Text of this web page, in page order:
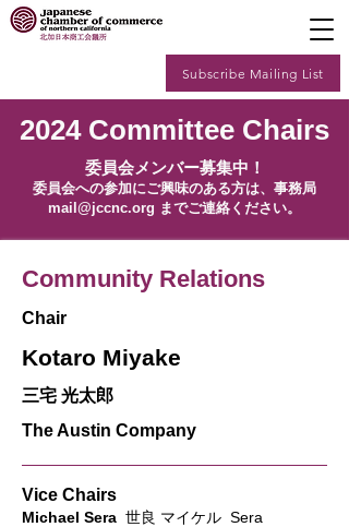
Subscribe Mailing List
2024 Committee Chairs
委員会メンバー募集中！
委員会への参加にご興味のある方は、事務局
mail@jccnc.org までご連絡ください。
Community Relations
Chair
Kotaro Miyake
三宅 光太郎
The Austin Company
Vice Chairs
Michael Sera 世良 マイケル Sera